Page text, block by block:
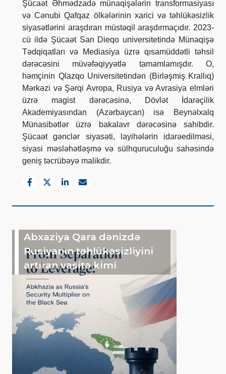
Şücaət Əhmədzadə münaqişələrin transformasiyası
və Cənubi Qafqaz ölkələrinin xarici və təhlükəsizlik
siyasətlərini araşdıran müstəqil araşdırmaçıdır. 2023-
cü ildə Şücaət San Dieqo universitetində Münaqişə
Tədqiqatları və Mediasiya üzrə qısamüddətli təhsil
dərəcəsini müvəfəqiyyətlə tamamlamışdır. O,
həmçinin Qlazqo Universitetindən (Birləşmiş Krallıq)
Mərkəzi və Şərqi Avropa, Rusiya və Avrasiya elmləri
üzrə magist dərəcəsinə, Dövlət İdarəçilik
Akademiyasından (Azərbaycan) isə Beynəlxalq
Münasibətlər üzrə bakalavr dərəcəsinə sahibdir.
Şücaət gənclər siyasəti, layihələrin idarəedilməsi,
siyasi məsləhətləşmə və sülhquruculuğu sahəsində
geniş təcrübəyə malikdir.
Abxaziya Qara dənizdə
Rusiyanın təhlükəsizliyini
artıran vasitə kimi